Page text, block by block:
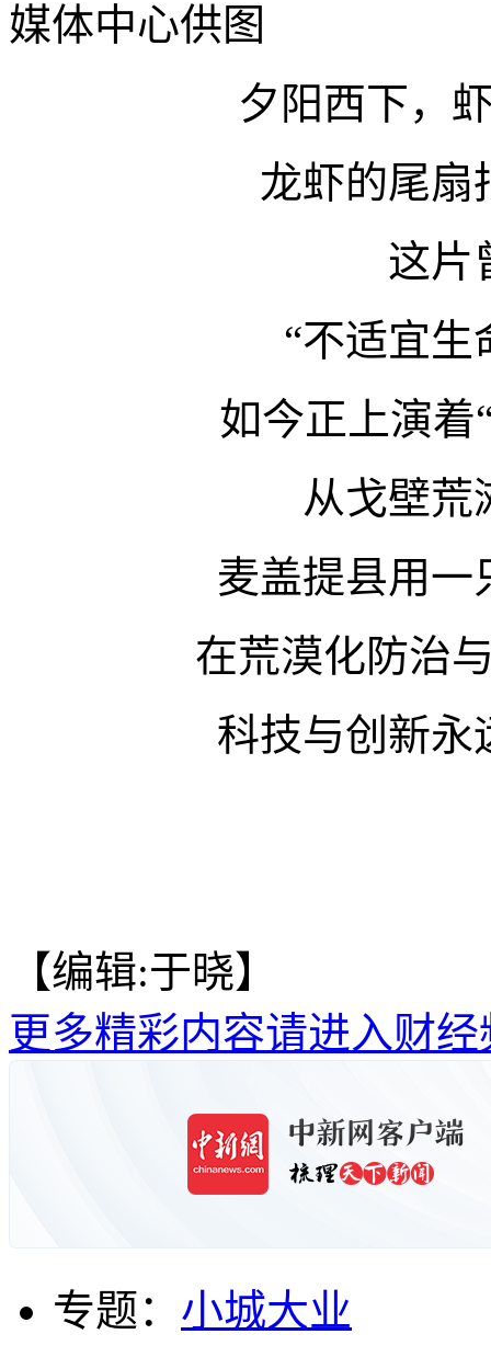
媒体中心供图
夕阳西下，
龙虾的尾扇
这片
“不适宜生
如今正上演着
从戈壁荒
麦盖提县用一
在荒漠化防治
科技与创新永
【编辑:于晓】
更多精彩内容请进入财经
专题： 小城大业